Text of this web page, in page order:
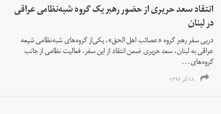
انتقاد سعد حریری از حضور رهبر یک گروه شبه‌نظامی عراقی
در لبنان
درپی سفر رهبر گروه «عصائب اهل الحق»، یکی‌از گرو‌ه‌های شبه‌نظامی شیعه
عراقی به لبنان، سعد حریری ضمن انتقاد از این سفر، فعالیت نظامی از جانب
گروه‌های...
۱۸ آذر ۱۳۹۶